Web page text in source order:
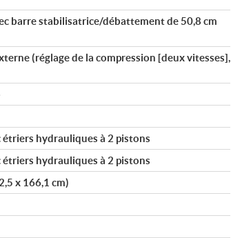
barre stabilisatrice/débattement de 50,8 cm
(réglage de la compression [deux vitesses],
étriers hydrauliques à 2 pistons
étriers hydrauliques à 2 pistons
x 166,1 cm)